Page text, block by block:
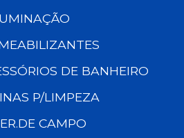
DE BANHEIRO
P/LIMPEZA
CAMPO